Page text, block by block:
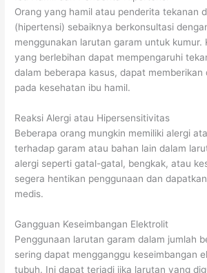
Orang yang hamil atau penderita tekanan
(hipertensi) sebaiknya berkonsultasi
menggunakan larutan garam untuk kumur.
yang berlebihan dapat mempengaruhi
dalam beberapa kasus, dapat memberikan
pada kesehatan ibu hamil.
Reaksi Alergi atau Hipersensitivitas
Beberapa orang mungkin memiliki alergi
terhadap garam atau bahan lain dalam
alergi seperti gatal-gatal, bengkak, atau
segera hentikan penggunaan dan
medis.
Gangguan Keseimbangan Elektrolit
Penggunaan larutan garam dalam jumlah
sering dapat mengganggu keseimbangan
tubuh. Ini dapat terjadi jika larutan yang